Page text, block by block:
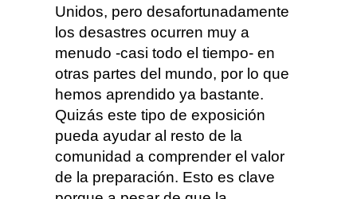
Unidos, pero desafortunadamente
los desastres ocurren muy a
menudo -casi todo el tiempo- en
otras partes del mundo, por lo que
hemos aprendido ya bastante.
Quizás este tipo de exposición
pueda ayudar al resto de la
comunidad a comprender el valor
de la preparación. Esto es clave